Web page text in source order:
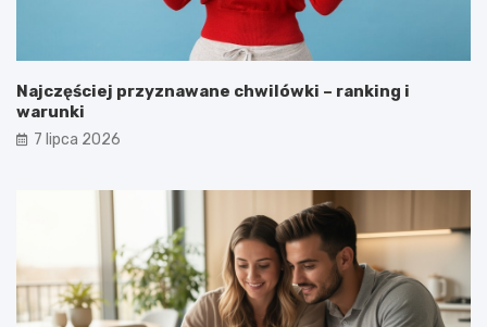
Najczęściej przyznawane chwilówki – ranking i
warunki
7 lipca 2026